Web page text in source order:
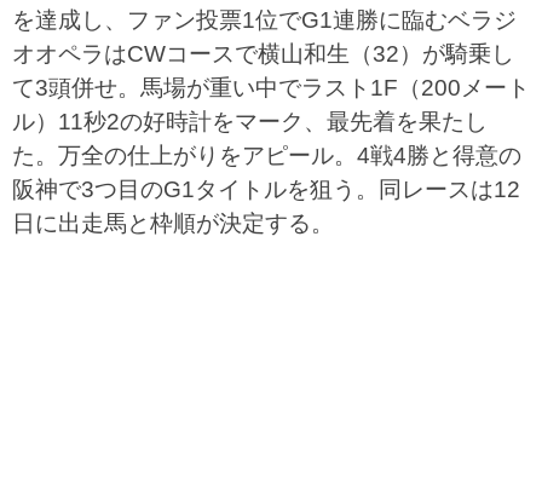
を達成し、ファン投票1位でG1連勝に臨むベラジ
オオペラはCWコースで横山和生（32）が騎乗し
て3頭併せ。馬場が重い中でラスト1F（200メート
ル）11秒2の好時計をマーク、最先着を果たし
た。万全の仕上がりをアピール。4戦4勝と得意の
阪神で3つ目のG1タイトルを狙う。同レースは12
日に出走馬と枠順が決定する。